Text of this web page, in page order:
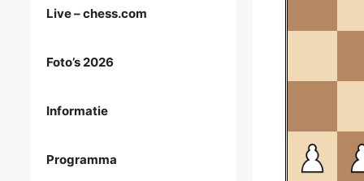
Live – chess.com
Foto’s 2026
Informatie
Programma